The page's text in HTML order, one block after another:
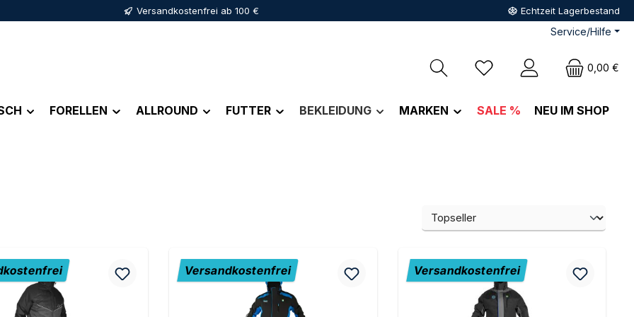
Versandkostenfrei ab 100 € Echtzeit Lagerbestand
Service/Hilfe
Du hast 0 Produkte auf dem
0,00 €
FORELLEN ALLROUND FUTTER BEKLEIDUNG MARKEN SALE % NEU IM SHOP
Versandkostenfrei Versandkostenfrei